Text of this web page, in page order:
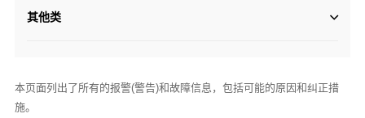
其他类
本页面列出了所有的报警(警告)和故障信息，包括可能的原因和纠正措
施。